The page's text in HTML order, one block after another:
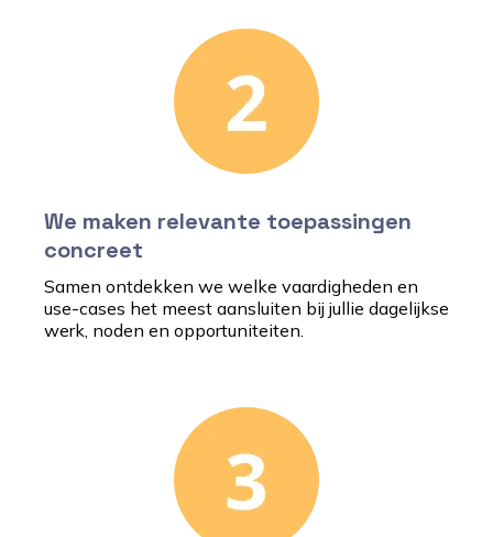
We maken relevante toepassingen
concreet
Samen ontdekken we welke vaardigheden en
use-cases het meest aansluiten bij jullie dagelijkse
werk, noden en opportuniteiten.